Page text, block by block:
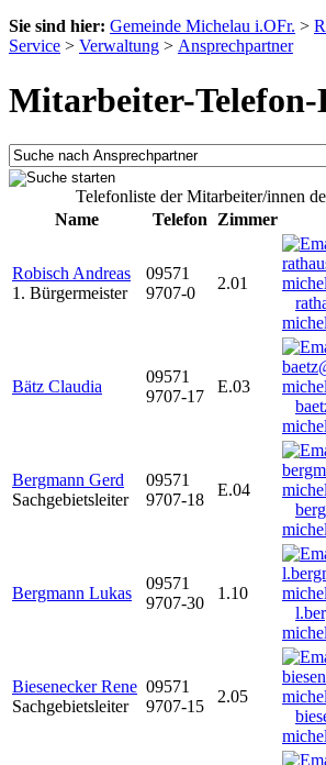
Sie sind hier: Gemeinde Michelau i.OFr. >
Service > Verwaltung > Ansprechpartner
Mitarbeiter-Telefon-
Telefonliste der Mitarbeiter/innen
Name
Telefon Zimmer
Robisch Andreas
1. Bürgermeister
09571
9707-0
2.01
Bätz Claudia
09571
9707-17
E.03
Bergmann Gerd
Sachgebietsleiter
09571
9707-18
E.04
Bergmann Lukas
09571
9707-30
1.10
Biesenecker Rene
Sachgebietsleiter
09571
9707-15
2.05